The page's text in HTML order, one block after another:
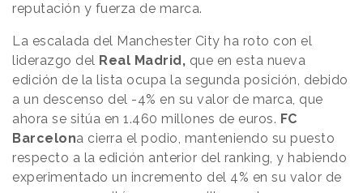
reputación y fuerza de marca.
La escalada del Manchester City ha roto con el
liderazgo del Real Madrid, que en esta nueva
edición de la lista ocupa la segunda posición, debido
a un descenso del -4% en su valor de marca, que
ahora se sitúa en 1.460 millones de euros. FC
Barcelona cierra el podio, manteniendo su puesto
respecto a la edición anterior del ranking, y habiendo
experimentado un incremento del 4% en su valor de